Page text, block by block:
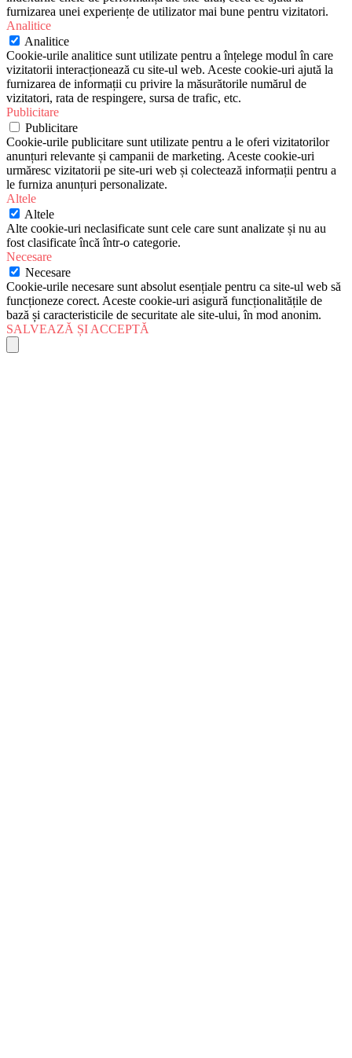
furnizarea unei experiențe de utilizator mai bune pentru vizitatori.
Analitice
Analitice
Cookie-urile analitice sunt utilizate pentru a înțelege modul în care
vizitatorii interacționează cu site-ul web. Aceste cookie-uri ajută la
furnizarea de informații cu privire la măsurătorile numărul de
vizitatori, rata de respingere, sursa de trafic, etc.
Publicitare
Publicitare
Cookie-urile publicitare sunt utilizate pentru a le oferi vizitatorilor
anunțuri relevante și campanii de marketing. Aceste cookie-uri
urmăresc vizitatorii pe site-uri web și colectează informații pentru a
le furniza anunțuri personalizate.
Altele
Altele
Alte cookie-uri neclasificate sunt cele care sunt analizate și nu au
fost clasificate încă într-o categorie.
Necesare
Necesare
Cookie-urile necesare sunt absolut esențiale pentru ca site-ul web să
funcționeze corect. Aceste cookie-uri asigură funcționalitățile de
bază și caracteristicile de securitate ale site-ului, în mod anonim.
SALVEAZĂ ȘI ACCEPTĂ